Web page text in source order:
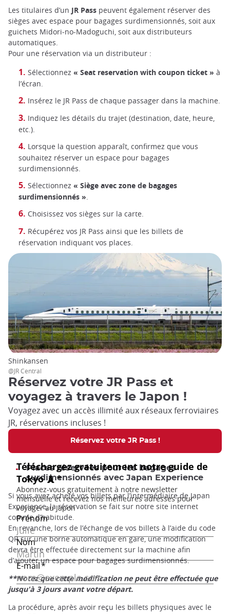
Les titulaires d’un JR Pass peuvent également réserver des
sièges avec espace pour bagages surdimensionnés, soit aux
guichets Midori-no-Madoguchi, soit aux distributeurs
automatiques.
Pour une réservation via un distributeur :
Sélectionnez « Seat reservation with coupon ticket » à
l’écran.
Insérez le JR Pass de chaque passager dans la machine.
Indiquez les détails du trajet (destination, date, heure,
etc.).
Lorsque la question apparaît, confirmez que vous
souhaitez réserver un espace pour bagages
surdimensionnés.
Sélectionnez « Siège avec zone de bagages
surdimensionnés ».
Choisissez vos sièges sur la carte.
Récupérez vos JR Pass ainsi que les billets de
réservation indiquant vos places.
Réservez votre JR Pass et
voyagez à travers le Japon !
Voyagez avec un accès illimité aux réseaux ferroviaires
JR, réservations incluses !
Réservez votre JR Pass !
Shinkansen
@JR Central
Places réservées pour les bagages
surdimensionnés avec Japan Experience
Si vous avez acheté vos billets par l’intermédiaire de Japan
Experience, la réservation se fait sur notre site internet
comme d’habitude.
En revanche, lors de l’échange de vos billets à l’aide du code
QR sur une borne automatique en gare, une modification
devra être effectuée directement sur la machine afin
d’ajouter un espace pour bagages surdimensionnés.
**Notez que cette modification ne peut être effectuée que
jusqu'à 3 jours avant votre départ.
La procédure, après avoir reçu les billets physiques avec le